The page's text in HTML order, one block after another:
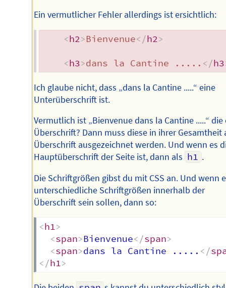
Ein vermutlicher Fehler allerdings ist ersichtlich:
<h2>Bienvenue</h2>
<h3>dans la Cantine ..... </h3
Ich glaube nicht, dass „dans la Cantine .....“ eine
Unterüberschrift ist.
Vermutlich ist „Bienvenue dans la Cantine .....“ die
Überschrift? Dann muss diese in ihrer Gesamtheit
Überschrift ausgezeichnet werden. Und wenn es
Hauptüberschrift der Seite ist, dann als h1 .
Die Schriftgrößen gibst du mit CSS an. Und wenn
unterschiedliche Schriftgrößen innerhalb der
Überschrift sein sollen, dann so:
<h1>
<span>Bienvenue</span>
<span>dans la Cantine ..... </
</h1>